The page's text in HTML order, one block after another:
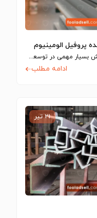
پروفیل الومینیوم
امروزه تولید کننده پروفیل آلومینیوم نقش بسیار مهمی در توسعه صنعتی و عمرانی کشور…
ادامه مطلب
۲۱ تیر